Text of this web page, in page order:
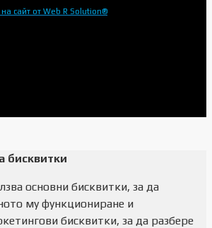
сайт от Web R Solution®
бисквитки
основни бисквитки, за да
му функциониране и
бисквитки, за да разбере